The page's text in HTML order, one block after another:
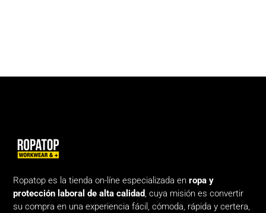
Ropatop es la tienda on-líne especializada enropa y
protección laboral de alta calidad, cuya misión es convertir
su compra en una experiencia fácil, cómoda, rápida y certera,